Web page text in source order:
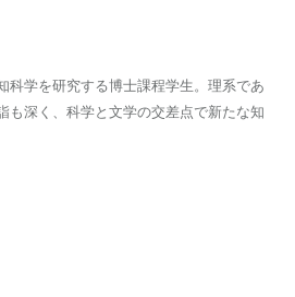
科学を研究する博士課程学生。理系であ
も深く、科学と文学の交差点で新たな知